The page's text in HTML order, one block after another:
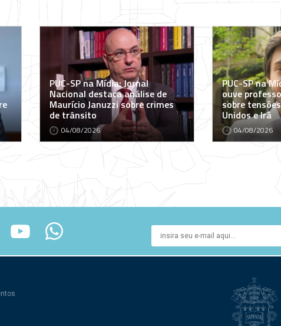
PUC-SP na Mídia: Jornal
Nacional destaca análise de
Maurício Januzzi sobre crimes
de trânsito
04/08/2026
PUC-SP na
ouve
sobre
Unidos e Irã
04/08/2026